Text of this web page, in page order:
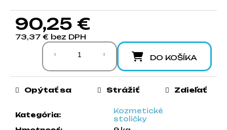
90,25 €
73,37 € bez DPH
Jednotková cena:
DO KOŠÍKA
Kategória:
Kozmetické
stoličky
Opýtať sa Strážiť Zdieľať
ú
č
a
m